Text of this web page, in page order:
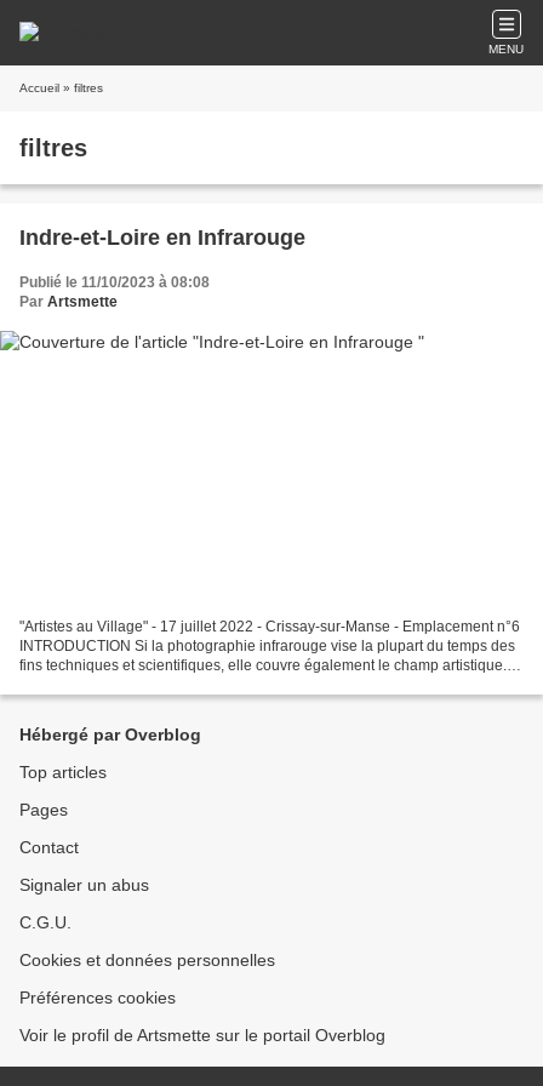
MENU
Accueil » filtres
filtres
Indre-et-Loire en Infrarouge
Publié le 11/10/2023 à 08:08
Par Artsmette
"Artistes au Village" - 17 juillet 2022 - Crissay-sur-Manse - Emplacement n°6
INTRODUCTION Si la photographie infrarouge vise la plupart du temps des
fins techniques et scientifiques, elle couvre également le champ artistique.
Hébergé par Overblog
Top articles
Pages
Contact
Signaler un abus
C.G.U.
Cookies et données personnelles
Préférences cookies
Voir le profil de Artsmette sur le portail Overblog